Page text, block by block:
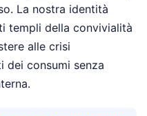
La nostra identità
templi della convivialità
alle crisi
dei consumi senza